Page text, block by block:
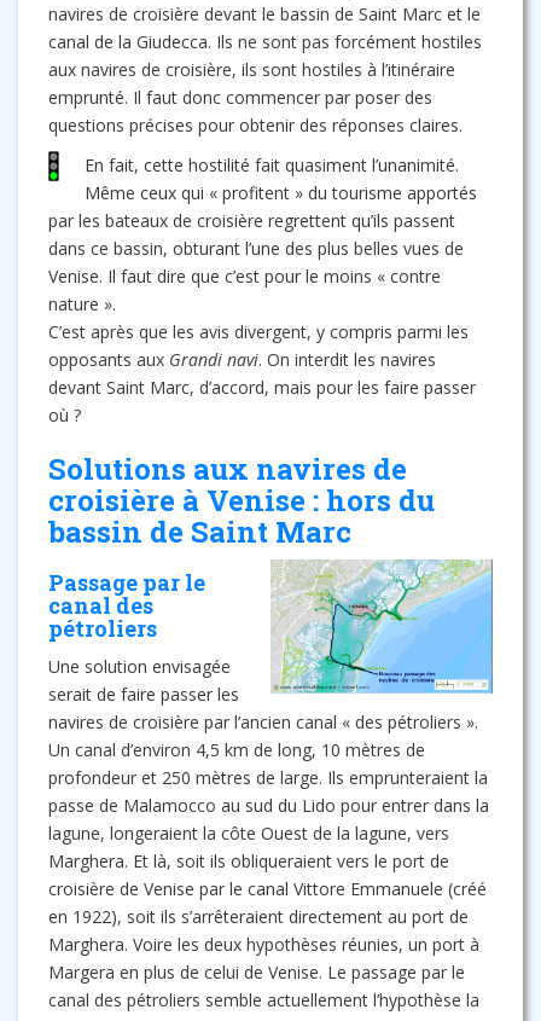
navires de croisière devant le bassin de Saint Marc et le
canal de la Giudecca. Ils ne sont pas forcément hostiles
aux navires de croisière, ils sont hostiles à l’itinéraire
emprunté. Il faut donc commencer par poser des
questions précises pour obtenir des réponses claires.
En fait, cette hostilité fait quasiment l’unanimité.
Même ceux qui « profitent » du tourisme apportés
par les bateaux de croisière regrettent qu’ils passent
dans ce bassin, obturant l’une des plus belles vues de
Venise. Il faut dire que c’est pour le moins « contre
nature ».
C’est après que les avis divergent, y compris parmi les
opposants aux Grandi navi. On interdit les navires
devant Saint Marc, d’accord, mais pour les faire passer
où ?
Solutions aux navires de
croisière à Venise : hors du
bassin de Saint Marc
Passage par le
canal des
pétroliers
Une solution envisagée
serait de faire passer les
navires de croisière par l’ancien canal « des pétroliers ».
Un canal d’environ 4,5 km de long, 10 mètres de
profondeur et 250 mètres de large. Ils emprunteraient la
passe de Malamocco au sud du Lido pour entrer dans la
lagune, longeraient la côte Ouest de la lagune, vers
Marghera. Et là, soit ils obliqueraient vers le port de
croisière de Venise par le canal Vittore Emmanuele (créé
en 1922), soit ils s’arrêteraient directement au port de
Marghera. Voire les deux hypothèses réunies, un port à
Margera en plus de celui de Venise. Le passage par le
canal des pétroliers semble actuellement l’hypothèse la